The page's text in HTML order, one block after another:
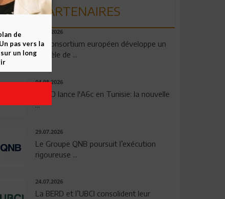
PARTENAIRES
06.08.2026
Un consortium européen développe un
modèle de ...
04.08.2026
OPPO lance l'A6c en Tunisie: la nouvelle
...
29.07.2026
Le Groupe QNB poursuit l’exécution
rigoureuse ...
24.07.2026
La BERD et l’UBCI consolident leur
de
pas vers la
un long